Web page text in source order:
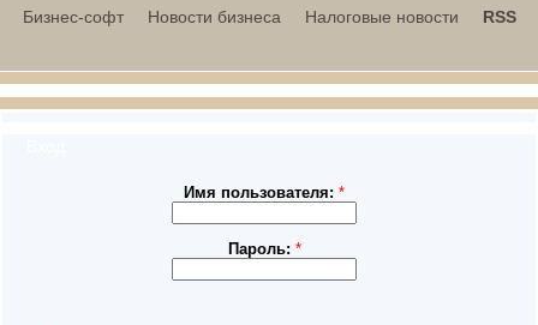
Бизнес-софт
Новости бизнеса Налоговые новости RSS
Имя пользователя:*
Пароль: *